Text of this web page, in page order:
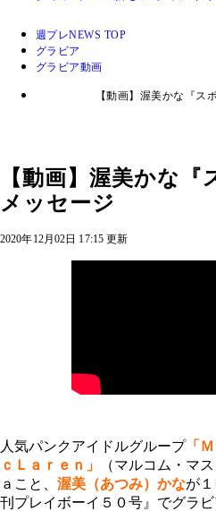
週プレNEWS TOP
グラビア
グラビア動画
【動画】渥美かな『ス
【動画】渥美かな『
メッセージ
2020年12月02日 17:15 更新
人気パンクアイドルグループ「
ｃＬａｒｅｎ」
（マルコム・マ
ａこと、 渥美（あつみ）かなが
刊プレイボーイ５０号』でグラビ